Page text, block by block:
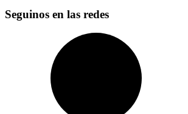
Seguinos en las redes